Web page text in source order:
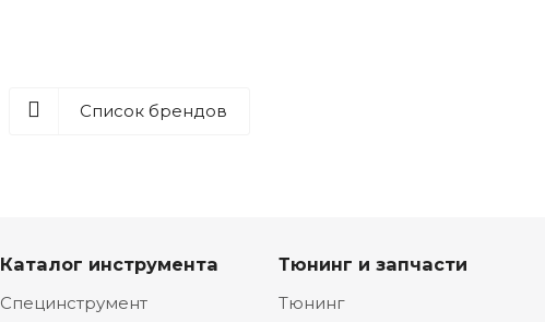
Список брендов
Каталог инструмента
Специнструмент
Тюнинг и запчасти
Тюнинг